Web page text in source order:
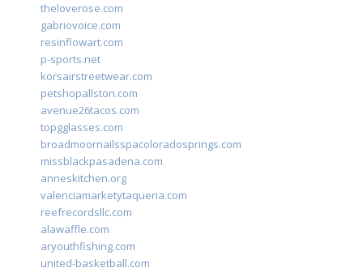
theloverose.com
gabriovoice.com
resinflowart.com
p-sports.net
korsairstreetwear.com
petshopallston.com
avenue26tacos.com
topgglasses.com
broadmoornailsspacoloradosprings.com
missblackpasadena.com
anneskitchen.org
valenciamarketytaqueria.com
reefrecordsllc.com
alawaffle.com
aryouthfishing.com
united-basketball.com